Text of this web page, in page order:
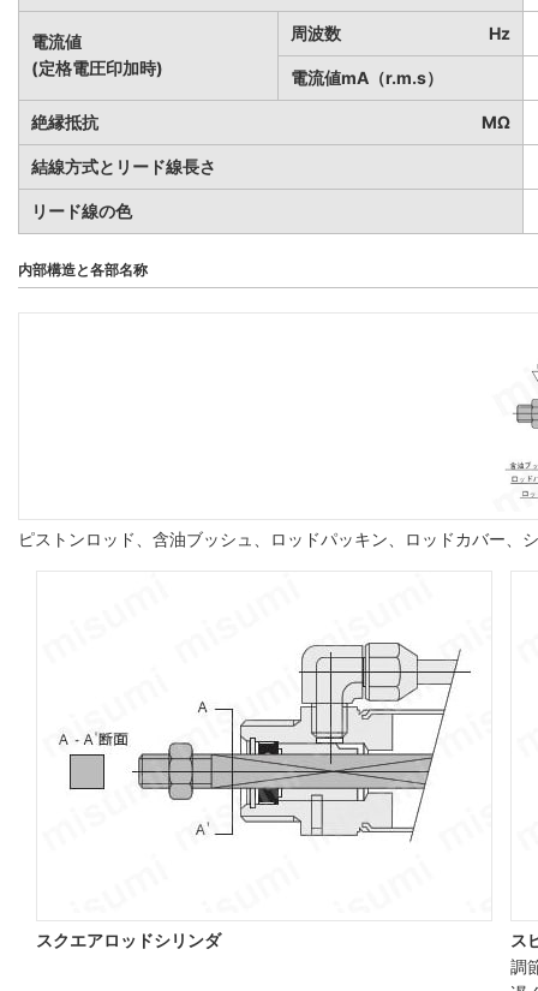
電流値
(定格電圧印加時)
周波数 Hz
電流値mA（r.m.s）
絶縁抵抗 MΩ
結線方式とリード線長さ
リード線の色
内部構造と各部名称
ピストンロッド、含油ブッシュ、ロッドパッキン、ロッドカバー
スクエアロッドシリンダ
ス
調